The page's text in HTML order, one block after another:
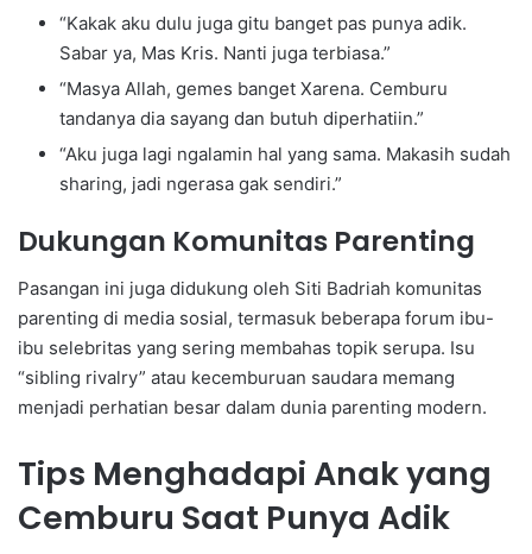
“Kakak aku dulu juga gitu banget pas punya adik.
Sabar ya, Mas Kris. Nanti juga terbiasa.”
“Masya Allah, gemes banget Xarena. Cemburu
tandanya dia sayang dan butuh diperhatiin.”
“Aku juga lagi ngalamin hal yang sama. Makasih sudah
sharing, jadi ngerasa gak sendiri.”
Dukungan Komunitas Parenting
Pasangan ini juga didukung oleh Siti Badriah komunitas
parenting di media sosial, termasuk beberapa forum ibu-
ibu selebritas yang sering membahas topik serupa. Isu
“sibling rivalry” atau kecemburuan saudara memang
menjadi perhatian besar dalam dunia parenting modern.
Tips Menghadapi Anak yang
Cemburu Saat Punya Adik